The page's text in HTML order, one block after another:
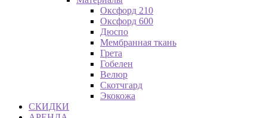
Оксфорд 210
Оксфорд 600
Дюспо
Мембранная ткань
Грета
Гобелен
Велюр
Скотчгард
Экокожа
СКИДКИ